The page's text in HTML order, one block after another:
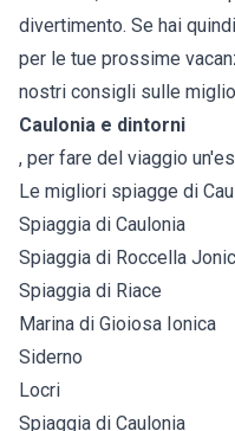
divertimento. Se hai
per le tue prossime
nostri consigli sulle
Caulonia e dintorni
, per fare del viaggio
Le migliori spiagge di
Spiaggia di Caulonia
Spiaggia di Roccella
Spiaggia di Riace
Marina di Gioiosa Ionica
Siderno
Locri
Spiaggia di Caulonia